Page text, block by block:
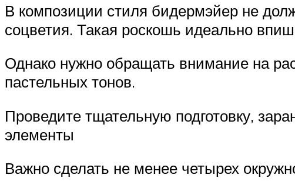
В композиции стиля бидермэйер не
соцветия. Такая роскошь идеально
Однако нужно обращать внимание на
пастельных тонов.
Проведите тщательную подготовку,
элементы
Важно сделать не менее четырех